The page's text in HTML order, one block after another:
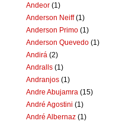
Andeor (1)
Anderson Neiff (1)
Anderson Primo (1)
Anderson Quevedo (1)
Andirá (2)
Andralls (1)
Andranjos (1)
Andre Abujamra (15)
André Agostini (1)
André Albernaz (1)